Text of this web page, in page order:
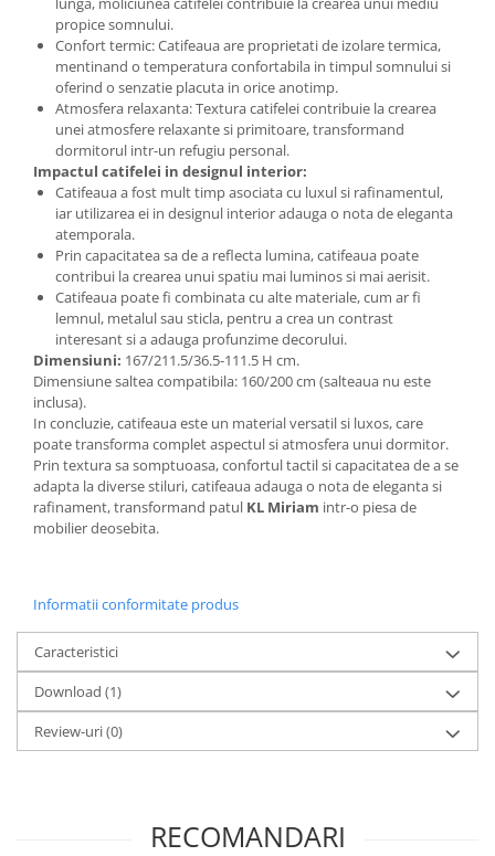
propice somnului.
Confort termic: Catifeaua are proprietati de izolare termica,
mentinand o temperatura confortabila in timpul somnului si
oferind o senzatie placuta in orice anotimp.
Atmosfera relaxanta: Textura catifelei contribuie la crearea
unei atmosfere relaxante si primitoare, transformand
dormitorul intr-un refugiu personal.
Impactul catifelei in designul interior:
Catifeaua a fost mult timp asociata cu luxul si rafinamentul,
iar utilizarea ei in designul interior adauga o nota de eleganta
atemporala.
Prin capacitatea sa de a reflecta lumina, catifeaua poate
contribui la crearea unui spatiu mai luminos si mai aerisit.
Catifeaua poate fi combinata cu alte materiale, cum ar fi
lemnul, metalul sau sticla, pentru a crea un contrast
interesant si a adauga profunzime decorului.
Dimensiuni: 167/211.5/36.5-111.5 H cm.
Dimensiune saltea compatibila: 160/200 cm (salteaua nu este
inclusa).
In concluzie, catifeaua este un material versatil si luxos, care
poate transforma complet aspectul si atmosfera unui dormitor.
Prin textura sa somptuoasa, confortul tactil si capacitatea de a se
adapta la diverse stiluri, catifeaua adauga o nota de eleganta si
rafinament, transformand patul KL Miriam intr-o piesa de
mobilier deosebita.
Informatii conformitate produs
Caracteristici
Download (1)
Review-uri(0)
RECOMANDARI